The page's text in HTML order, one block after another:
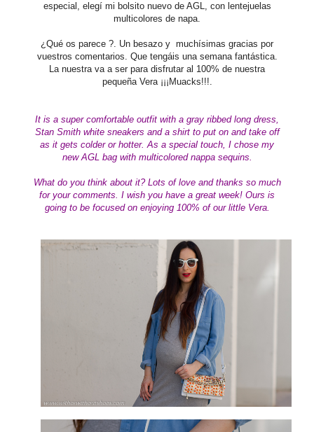
especial, elegí mi bolsito nuevo de AGL, con lentejuelas
multicolores de napa.
¿Qué os parece ?. Un besazo y muchísimas gracias por
vuestros comentarios. Que tengáis una semana fantástica.
La nuestra va a ser para disfrutar al 100% de nuestra
pequeña Vera ¡¡¡Muacks!!!.
It is a super comfortable outfit with a gray ribbed long dress,
Stan Smith white sneakers and a shirt to put on and take off
as it gets colder or hotter. As a special touch, I chose my
new AGL bag with multicolored nappa sequins.
What do you think about it? Lots of love and thanks so much
for your comments. I wish you have a great week! Ours is
going to be focused on enjoying 100% of our little Vera.